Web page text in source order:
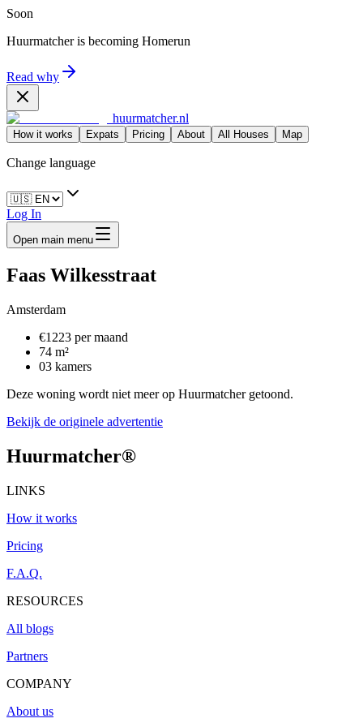
Soon
Huurmatcher is becoming Homerun
Read why
huurmatcher.nl
How it works Expats Pricing About All Houses Map
Change language
Log In
Open main menu
Faas Wilkesstraat
Amsterdam
€1223 per maand
74 m²
03 kamers
Deze woning wordt niet meer op Huurmatcher getoond.
Bekijk de originele advertentie
Huurmatcher®
LINKS
How it works
Pricing
F.A.Q.
RESOURCES
All blogs
Partners
COMPANY
About us